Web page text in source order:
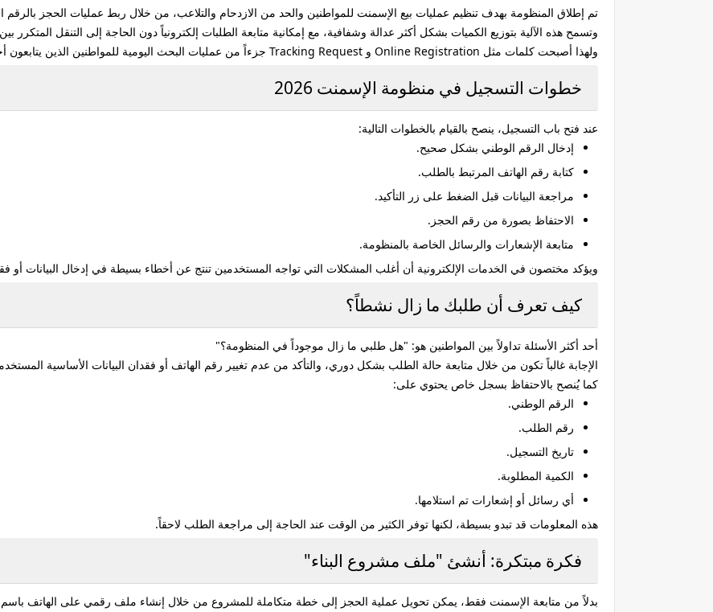
تم إطلاق المنظومة بهدف تنظيم عمليات بيع الإسمنت للمواطنين والحد من الازدحام والتلاعب، من خلال ربط عمليات الحجز
وتسمح هذه الآلية بتوزيع الكميات بشكل أكثر عدالة وشفافية، مع إمكانية متابعة الطلبات إلكترونياً دون الحاجة إلى التنقل المتكرر
ولهذا أصبحت كلمات مثل Online Registration و Tracking Request جزءاً من عمليات البحث اليومية للمواطنين الذين يتابعون
خطوات التسجيل في منظومة الإسمنت 2026
عند فتح باب التسجيل، ينصح بالقيام بالخطوات التالية:
إدخال الرقم الوطني بشكل صحيح.
كتابة رقم الهاتف المرتبط بالطلب.
مراجعة البيانات قبل الضغط على زر التأكيد.
الاحتفاظ بصورة من رقم الحجز.
متابعة الإشعارات والرسائل الخاصة بالمنظومة.
ويؤكد مختصون في الخدمات الإلكترونية أن أغلب المشكلات التي تواجه المستخدمين تنتج عن أخطاء بسيطة في إدخال البيانات أو
كيف تعرف أن طلبك ما زال نشطاً؟
أحد أكثر الأسئلة تداولاً بين المواطنين هو: "هل طلبي ما زال موجوداً في المنظومة؟"
الإجابة غالباً تكون من خلال متابعة حالة الطلب بشكل دوري، والتأكد من عدم تغيير رقم الهاتف أو فقدان البيانات الأساسية
كما يُنصح بالاحتفاظ بسجل خاص يحتوي على:
الرقم الوطني.
رقم الطلب.
تاريخ التسجيل.
الكمية المطلوبة.
أي رسائل أو إشعارات تم استلامها.
هذه المعلومات قد تبدو بسيطة، لكنها توفر الكثير من الوقت عند الحاجة إلى مراجعة الطلب لاحقاً.
فكرة مبتكرة: أنشئ "ملف مشروع البناء"
بدلاً من متابعة الإسمنت فقط، يمكن تحويل عملية الحجز إلى خطة متكاملة للمشروع من خلال إنشاء ملف رقمي على الهاتف باسم